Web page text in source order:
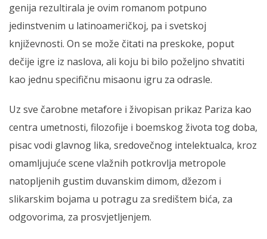
genija rezultirala je ovim romanom potpuno
jedinstvenim u latinoameričkoj, pa i svetskoj
književnosti. On se može čitati na preskoke, poput
dečije igre iz naslova, ali koju bi bilo poželjno shvatiti
kao jednu specifičnu misaonu igru za odrasle.
Uz sve čarobne metafore i živopisan prikaz Pariza kao
centra umetnosti, filozofije i boemskog života tog doba,
pisac vodi glavnog lika, sredovečnog intelektualca, kroz
omamljujuće scene vlažnih potkrovlja metropole
natopljenih gustim duvanskim dimom, džezom i
slikarskim bojama u potragu za središtem bića, za
odgovorima, za prosvjetljenjem.